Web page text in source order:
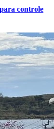
controle